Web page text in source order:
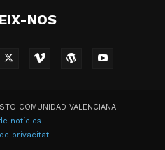
NOS
COMUNIDAD VALENCIANA
notícies
privacitat